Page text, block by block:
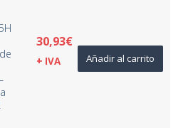
30,93€
+ IVA Añadir al carrito